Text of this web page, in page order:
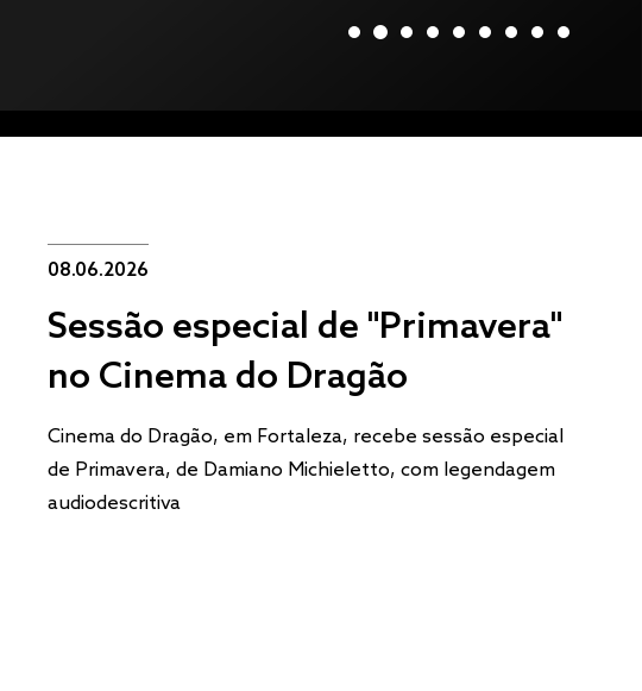
08.06.2026
Sessão especial de "Primavera"
no Cinema do Dragão
Cinema do Dragão, em Fortaleza, recebe sessão especial
de Primavera, de Damiano Michieletto, com legendagem
audiodescritiva